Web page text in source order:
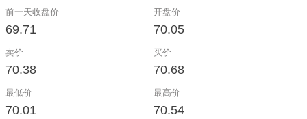
前一天收盘价
69.71
开盘价
70.05
卖价
70.38
买价
70.68
最低价
70.01
最高价
70.54